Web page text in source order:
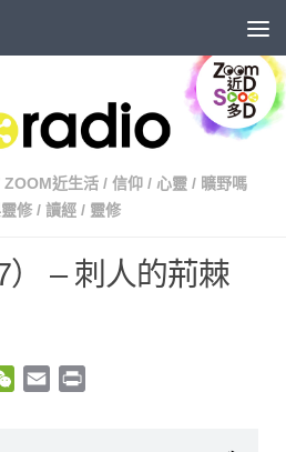
ZOOM近生活 / 信仰 / 心靈 / 曠野嗎
修 / 讀經 / 靈修
） – 刺人的荊棘
WeChat
Email